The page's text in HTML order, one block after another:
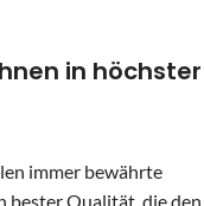
in höchster
immer bewährte
bester Qualität, die den